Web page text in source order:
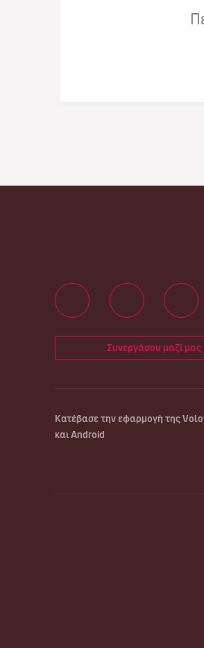
Συνεργάσου μαζί μας
Κατέβασε την εφαρμογή της
και Android